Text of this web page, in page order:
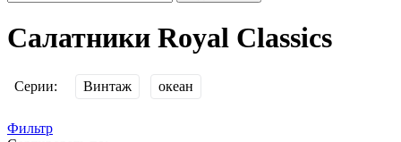
Салатники Royal Classics
Серии: Винтаж океан
Фильтр